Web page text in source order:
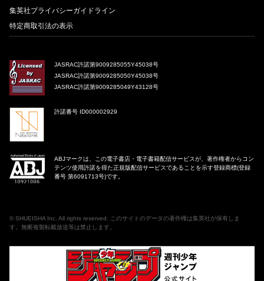
集英社プライバシーガイドライン
特定商取引法の表示
JASRAC許諾第9009285055Y45038号
JASRAC許諾第9009285050Y45038号
JASRAC許諾第9009285049Y43128号
許諾番号 ID000002929
ABJマークは、この電子書店・電子書籍配信サービスが、著作権者からコン
テンツ使用許諾を得た正規版配信サービスであることを示す登録商標(登録
番号 第6091713号)です。
© SHUEISHA Inc. All rights reserved. このサイトのデータの著作権は集英社が保有しま
す。無断複製転載放送等は禁止します。